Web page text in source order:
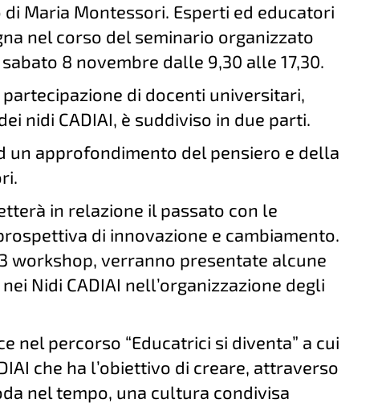
Maria Montessori. Esperti ed educatori
nel corso del seminario organizzato
8 novembre dalle 9,30 alle 17,30.
partecipazione di docenti universitari,
nidi CADIAI, è suddiviso in due parti.
un approfondimento del pensiero e della
in relazione il passato con le
di innovazione e cambiamento.
workshop, verranno presentate alcune
Nidi CADIAI nell’organizzazione degli
nel percorso “Educatrici si diventa” a cui
che ha l’obiettivo di creare, attraverso
nel tempo, una cultura condivisa